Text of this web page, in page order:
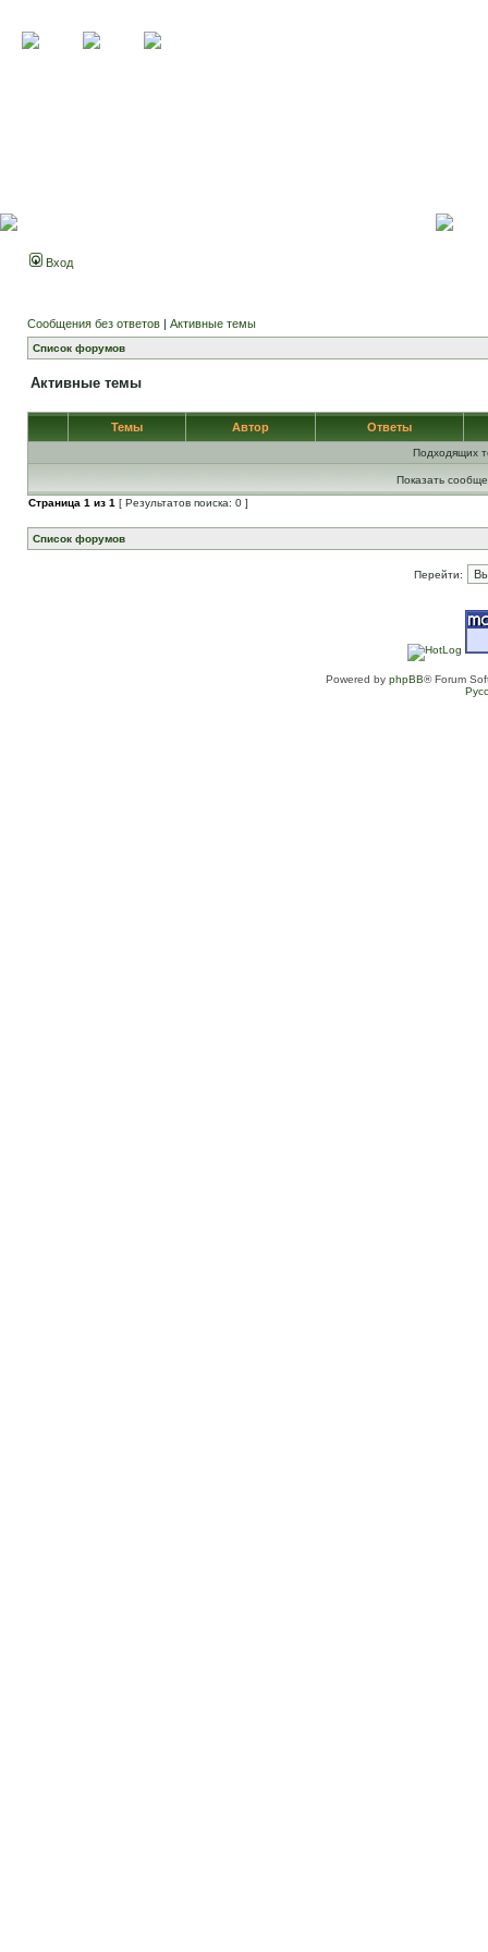
Вход
Сообщения без ответов | Активные темы
Список форумов
Активные темы
Темы Автор Ответы
Подходящих
Показать
Страница 1 из 1 [ Результатов поиска: 0 ]
Список форумов
Перейти:
Powered by phpBB® Forum